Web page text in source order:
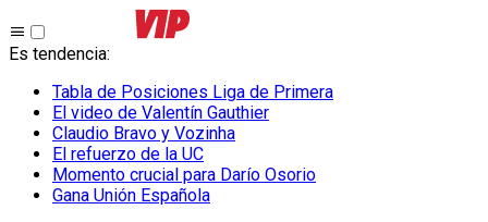
Es tendencia:
Tabla de Posiciones Liga de Primera
El video de Valentín Gauthier
Claudio Bravo y Vozinha
El refuerzo de la UC
Momento crucial para Darío Osorio
Gana Unión Española